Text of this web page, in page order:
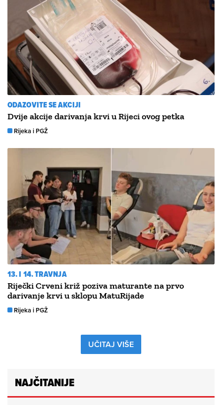
ODAZOVITE SE AKCIJI
Dvije akcije darivanja krvi u Rijeci ovog petka
Rijeka i PGŽ
13. I 14. TRAVNJA
Riječki Crveni križ poziva maturante na prvo
darivanje krvi u sklopu MatuRijade
Rijeka i PGŽ
UČITAJ VIŠE
NAJČITANIJE